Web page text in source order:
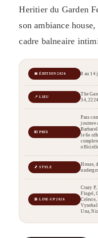
Heritier du Garden
son ambiance
cadre balneaire
📅 ÉDITION 2026 8 au 14
📍 LIEU
The
34,
💶 PRIX
Pass
journee
le 6e
🎵 STYLE
House,
🎤 LINE-UP 2026
Crazy
Flugel,
Una,